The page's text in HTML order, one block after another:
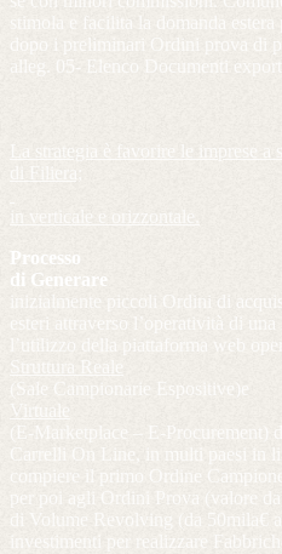
stimola e facilita la domanda
dopo i preliminari Ordini prova di
alleg. 05- Elenco Documenti export
La strategia è favorire le imprese
di Filiera;
in verticale e orizzontale.
Processo
di Generare
inizialmente piccoli Ordini di
esteri attraverso l’operatività di
l’utilizzo della piattaforma web
Struttura Reale
(Sale Campionarie Espositive)e
Virtuale
(E-Marketplace – E-Procurement)
Carrelli On Line, in multi paesi in
compiere il primo Ordine
per poi agli Ordini Prova (valore
di Volume Revolving (da 50mila€
investimenti per realizzare